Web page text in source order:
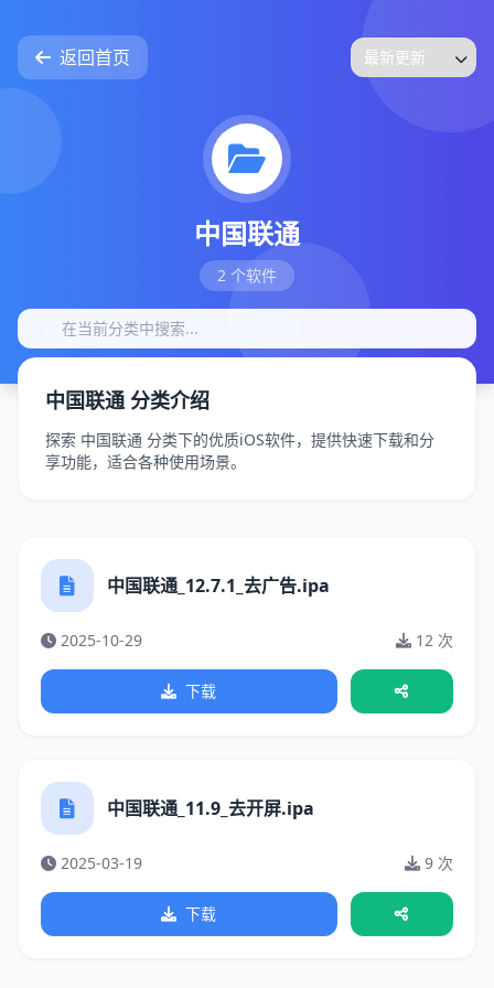
返回首页
中国联通
2 个软件
中国联通 分类介绍
探索 中国联通 分类下的优质iOS软件，提供快速下载和分
享功能，适合各种使用场景。
中国联通_12.7.1_去广告.ipa
2025-10-29 12 次
下载
中国联通_11.9_去开屏.ipa
2025-03-19 9 次
下载